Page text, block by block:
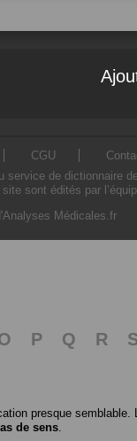
CGU
de dictionnaire
sont édités par
Médicales.fr
P Q R
presque semblable.
de sens